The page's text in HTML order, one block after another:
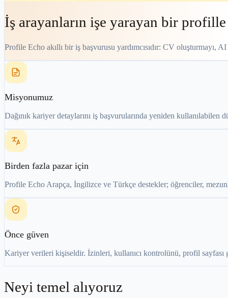
İş arayanların işe yarayan bir profille
Profile Echo akıllı bir iş başvurusu yardımcısıdır: CV oluşturmayı,
Misyonumuz
Dağınık kariyer detaylarını iş başvurularında yeniden
Birden fazla pazar için
Profile Echo Arapça, İngilizce ve Türkçe destekler; öğrenciler,
Önce güven
Kariyer verileri kişiseldir. İzinleri, kullanıcı kontrolünü, profil sayfası
Neyi temel alıyoruz